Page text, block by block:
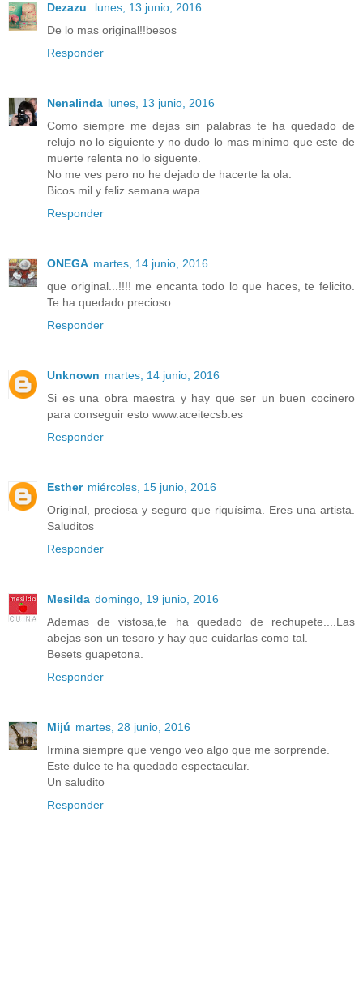
Dezazu
lunes, 13 junio, 2016
De lo mas original!!besos
Responder
Nenalinda lunes, 13 junio, 2016
Como siempre me dejas sin palabras te ha quedado de
relujo no lo siguiente y no dudo lo mas minimo que este de
muerte relenta no lo siguente.
No me ves pero no he dejado de hacerte la ola.
Bicos mil y feliz semana wapa.
Responder
ONEGA martes, 14 junio, 2016
que original...!!!! me encanta todo lo que haces, te felicito.
Te ha quedado precioso
Responder
Unknown martes, 14 junio, 2016
Si es una obra maestra y hay que ser un buen cocinero
para conseguir esto www.aceitecsb.es
Responder
Esther miércoles, 15 junio, 2016
Original, preciosa y seguro que riquísima. Eres una artista.
Saluditos
Responder
Mesilda domingo, 19 junio, 2016
Ademas de vistosa,te ha quedado de rechupete....Las
abejas son un tesoro y hay que cuidarlas como tal.
Besets guapetona.
Responder
Mijú martes, 28 junio, 2016
Irmina siempre que vengo veo algo que me sorprende.
Este dulce te ha quedado espectacular.
Un saludito
Responder